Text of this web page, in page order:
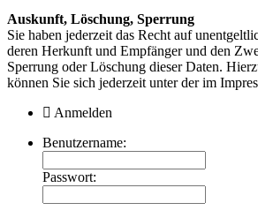
Auskunft, Löschung, Sperrung
Sie haben jederzeit das Recht auf
deren Herkunft und Empfänger und den
Sperrung oder Löschung dieser Daten.
können Sie sich jederzeit unter der im
Anmelden
Benutzername:
Passwort: